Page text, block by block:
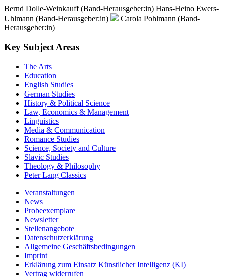
Bernd Dolle-Weinkauff (Band-Herausgeber:in) Hans-Heino Ewers-
Uhlmann (Band-Herausgeber:in)
Carola Pohlmann (Band-
Herausgeber:in)
Key Subject Areas
The Arts
Education
English Studies
German Studies
History & Political Science
Law, Economics & Management
Linguistics
Media & Communication
Romance Studies
Science, Society and Culture
Slavic Studies
Theology & Philosophy
Peter Lang Classics
Veranstaltungen
News
Probeexemplare
Newsletter
Stellenangebote
Datenschutzerklärung
Allgemeine Geschäftsbedingungen
Imprint
Erklärung zum Einsatz Künstlicher Intelligenz (KI)
Vertrag widerrufen